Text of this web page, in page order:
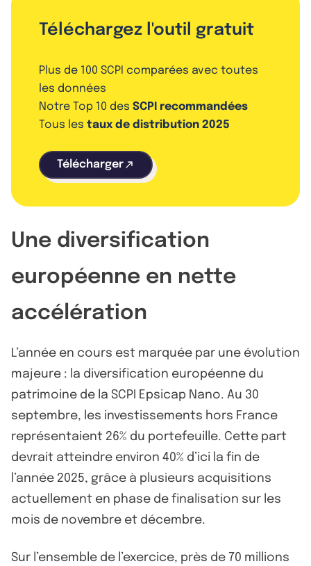
Téléchargez l'outil gratuit
Plus de 100 SCPI comparées avec toutes
les données
Notre Top 10 des SCPI recommandées
Tous les taux de distribution 2025
Télécharger
Une diversification
européenne en nette
accélération
L’année en cours est marquée par une évolution
majeure : la diversification européenne du
patrimoine de la SCPI Epsicap Nano. Au 30
septembre, les investissements hors France
représentaient 26% du portefeuille. Cette part
devrait atteindre environ 40% d’ici la fin de
l’année 2025, grâce à plusieurs acquisitions
actuellement en phase de finalisation sur les
mois de novembre et décembre.
Sur l’ensemble de l’exercice, près de 70 millions